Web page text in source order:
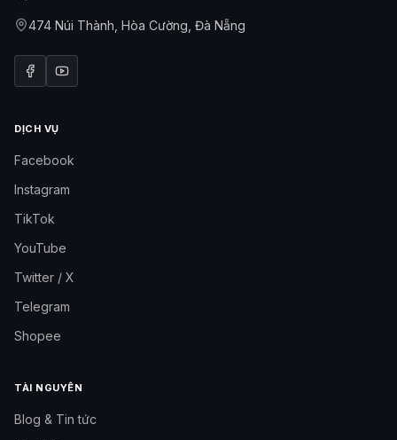
474 Núi Thành, Hòa Cường, Đà Nẵng
DỊCH VỤ
Facebook
Instagram
TikTok
YouTube
Twitter / X
Telegram
Shopee
TÀI NGUYÊN
Blog & Tin tức